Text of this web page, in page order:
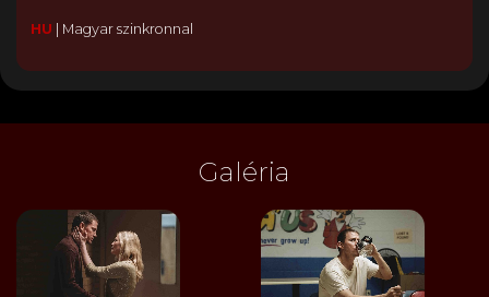
HU Magyar szinkronnal
Galéria